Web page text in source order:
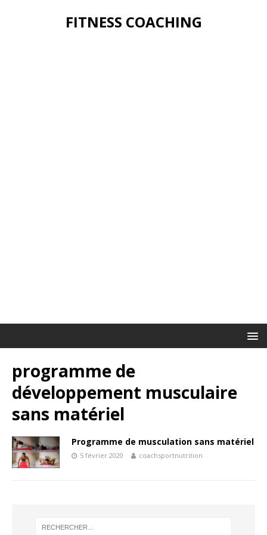
FITNESS COACHING
programme de
développement musculaire
sans matériel
Programme de musculation sans matériel
5 février 2020 coachsportnutrition